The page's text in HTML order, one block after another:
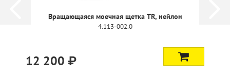
Вращающаяся моечная щетка TR, нейлон
4.113-002.0
12 200 ₽